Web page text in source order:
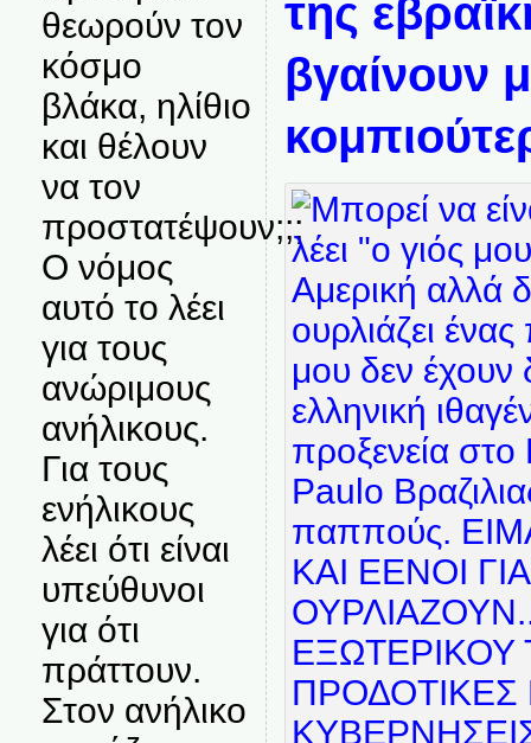
θεωρούν τον
κόσμο
βλάκα, ηλίθιο
και θέλουν
να τον
προστατέψουν;;;
Ο νόμος
αυτό το λέει
για τους
ανώριμους
ανήλικους.
Για τους
ενήλικους
λέει ότι είναι
υπεύθυνοι
για ότι
πράττουν.
Στον ανήλικο
της
βγαίνουν